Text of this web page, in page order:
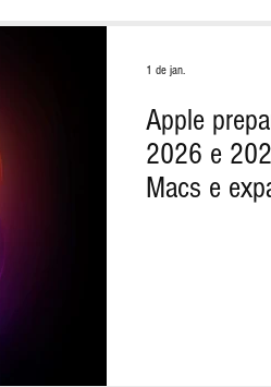
Apple
2026 e
Macs e
1 de jan.